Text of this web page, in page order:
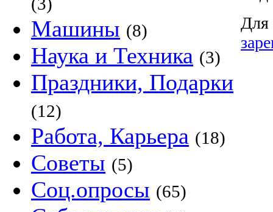
Машины (8)
Наука и Техника (3)
Праздники, Подарки
(12)
Работа, Карьера (18)
Советы (5)
Соц.опросы (65)
Для